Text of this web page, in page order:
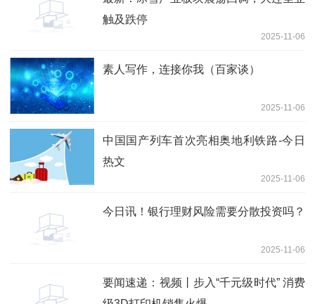
触及跌停
2025-11-06
素人写作，连接你我（百家谈）
2025-11-06
中国国产列车首次亮相奥地利铁路-今日
热文
2025-11-06
今日讯！银行理财风险需要分散投资吗？
2025-11-06
要闻速递：视频丨步入“千元级时代” 消费